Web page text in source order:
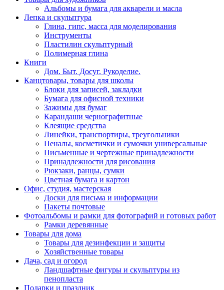
Альбомы и бумага для акварели и масла
Лепка и скульптура
Глина, гипс, масса для моделирования
Инструменты
Пластилин скульптурный
Полимерная глина
Книги
Дом. Быт. Досуг. Рукоделие.
Канцтовары, товары для школы
Блоки для записей, закладки
Бумага для офисной техники
Зажимы для бумаг
Карандаши чернографитные
Клеящие средства
Линейки, транспортиры, треугольники
Пеналы, косметички и сумочки универсальные
Письменные и чертежные принадлежности
Принадлежности для рисования
Рюкзаки, ранцы, сумки
Цветная бумага и картон
Офис, студия, мастерская
Доски для письма и информации
Пакеты почтовые
Фотоальбомы и рамки для фотографий и готовых работ
Рамки деревянные
Товары для дома
Товары для дезинфекции и защиты
Хозяйственные товары
Дача, сад и огород
Ландшафтные фигуры и скульптуры из
пенопласта
Подарки и праздник